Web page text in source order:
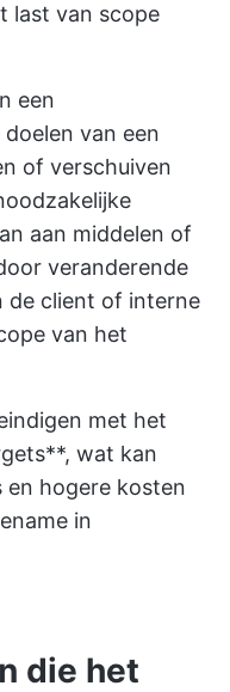
last van scope
een
van een
of verschuiven
aan middelen of
veranderende
de client of interne
van het
met het
wat kan
en hogere kosten
in
die het